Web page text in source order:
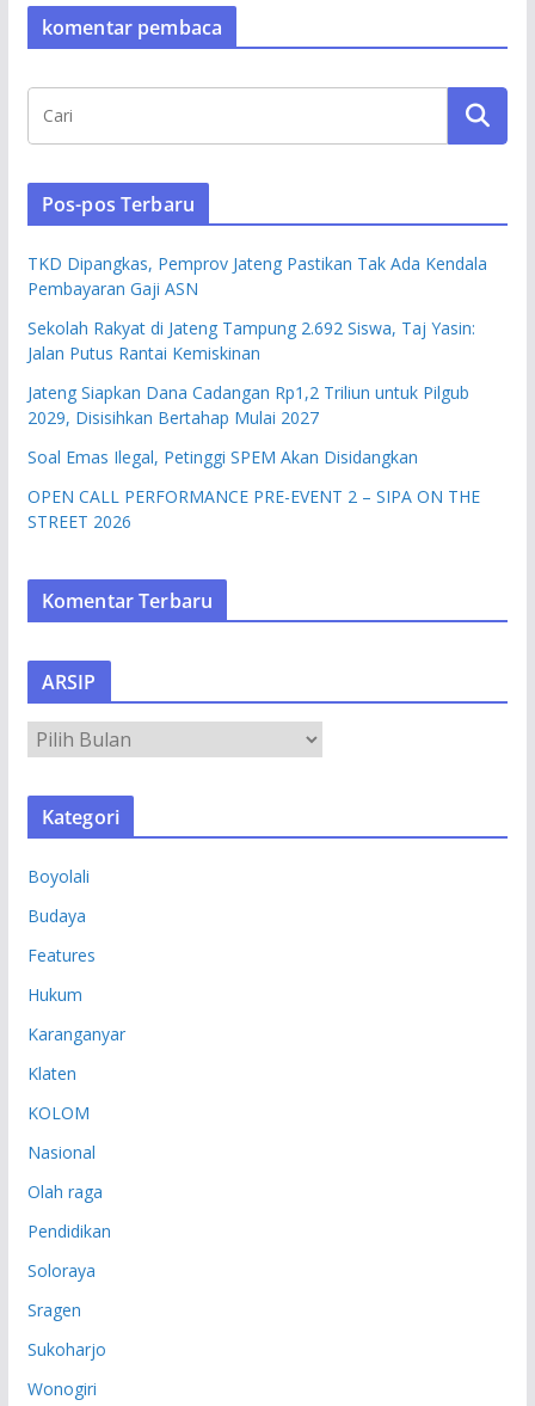
komentar pembaca
Pos-pos Terbaru
TKD Dipangkas, Pemprov Jateng Pastikan Tak Ada Kendala
Pembayaran Gaji ASN
Sekolah Rakyat di Jateng Tampung 2.692 Siswa, Taj Yasin:
Jalan Putus Rantai Kemiskinan
Jateng Siapkan Dana Cadangan Rp1,2 Triliun untuk Pilgub
2029, Disisihkan Bertahap Mulai 2027
Soal Emas Ilegal, Petinggi SPEM Akan Disidangkan
OPEN CALL PERFORMANCE PRE-EVENT 2 – SIPA ON THE
STREET 2026
Komentar Terbaru
ARSIP
R
S
Kategori
Boyolali
Budaya
Features
Hukum
Karanganyar
Klaten
KOLOM
Nasional
Olah raga
Pendidikan
Soloraya
Sragen
Sukoharjo
Wonogiri